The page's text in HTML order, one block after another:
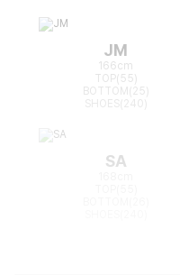
JM
166cm
TOP(55)
BOTTOM(25)
SA